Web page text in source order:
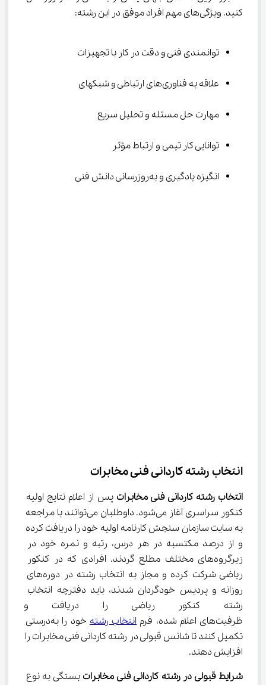
کنید. ویژگی‌های مهم افراد موفق در این رشته:
توانمندی فنی و دقت در کار با تجهیزات
علاقه به فناوری‌های ارتباطی و شبکهای
مهارت حل مسئله و تحلیل سریع
توانایی کار تیمی و ارتباط مؤثر
انگیزه یادگیری و به‌روزرسانی دانش فنی
انتخاب رشته کاردانی فنی مخابرات
انتخاب رشته کاردانی فنی مخابرات پس از اعلام نتایج اولیه
کنکور سراسری آغاز می‌شود. داوطلبان می‌توانند با مراجعه
به سایت سازمان سنجش کارنامه اولیه خود را دریافت کرده
و از درصد مکتسبه در هر درس، رتبه و نمره خود در
زیرگروه‌های مختلف مطلع گردند. افرادی که در کنکور
ریاضی شرکت کرده و مجاز به انتخاب رشته در دوره‌های
روزانه و پردیس خودگردان شدند، باید دفترچه انتخاب
رشته کنکور ریاضی را دریافت
ظرفیت‌های اعلام شده، فرم
انتخاب رشته
خود را به‌درستی
تکمیل کنند تا شانس قبولی در رشته کاردانی فنی مخابرات را
افزایش دهند.
شرایط قبولی در رشته کاردانی فنی مخابرات بستگی به نوع